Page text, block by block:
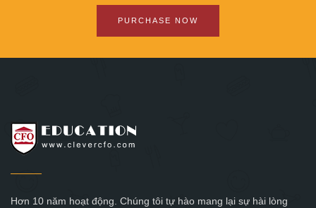
PURCHASE NOW
Hơn 10 năm hoạt động. Chúng tôi tự hào mang lại sự hài lòng